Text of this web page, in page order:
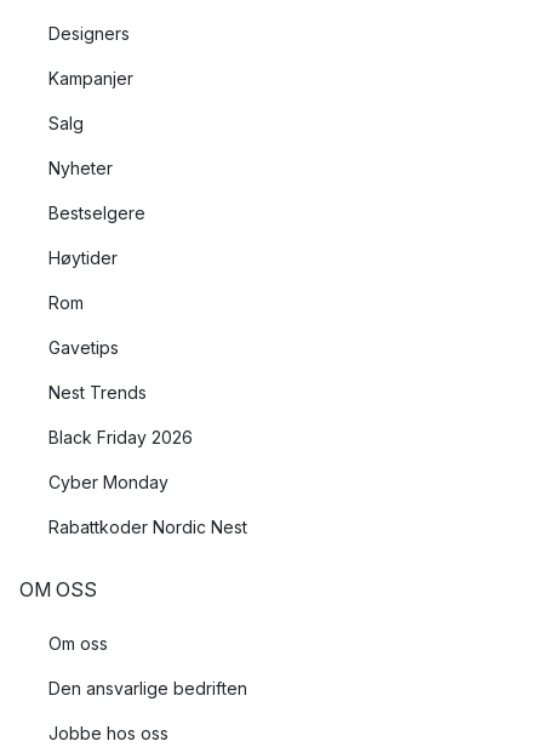
Designers
Kampanjer
Salg
Nyheter
Bestselgere
Høytider
Rom
Gavetips
Nest Trends
Black Friday 2026
Cyber Monday
Rabattkoder Nordic Nest
OM OSS
Om oss
Den ansvarlige bedriften
Jobbe hos oss